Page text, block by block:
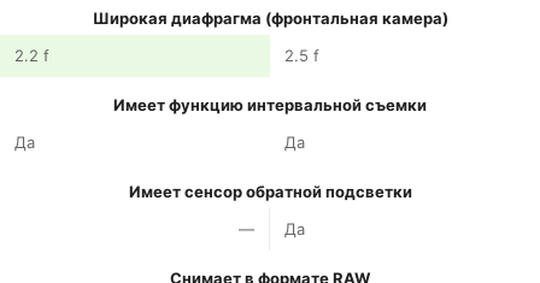
Широкая диафрагма (фронтальная камера)
2.2 f
2.5 f
Имеет функцию интервальной съемки
Да
Да
Имеет сенсор обратной подсветки
—
Да
Снимает в формате RAW